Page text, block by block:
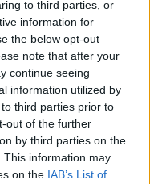
to third parties, or
information for
the below opt-out
note that after your
continue seeing
information utilized by
third parties prior to
out of the further
by third parties on the
This information may
on the IAB’s List of
την Άννα,
το βρέφος
τον φρικτό
για λίγα